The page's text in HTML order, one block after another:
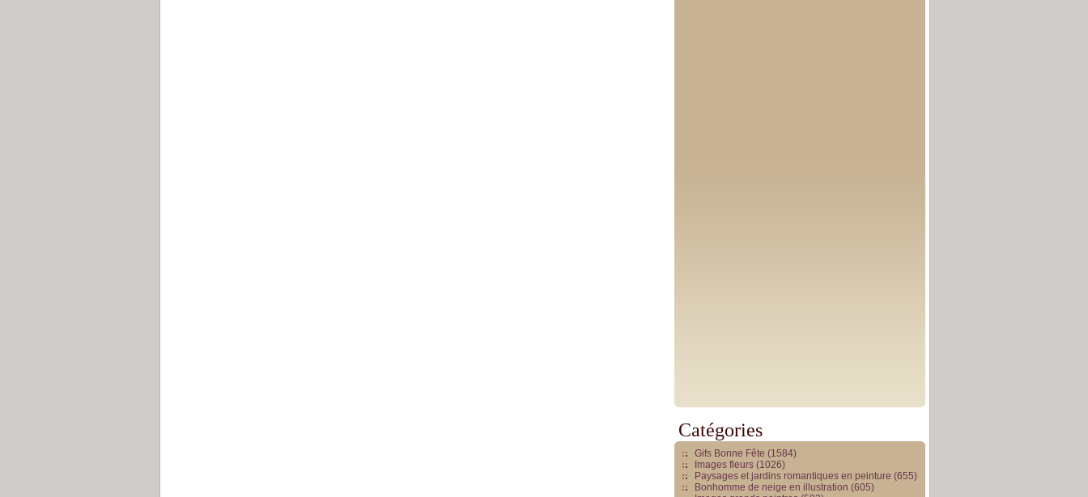
Catégories
Gifs Bonne Fête (1584)
Images fleurs (1026)
Paysages et jardins romantiques en peinture (655)
Bonhomme de neige en illustration (605)